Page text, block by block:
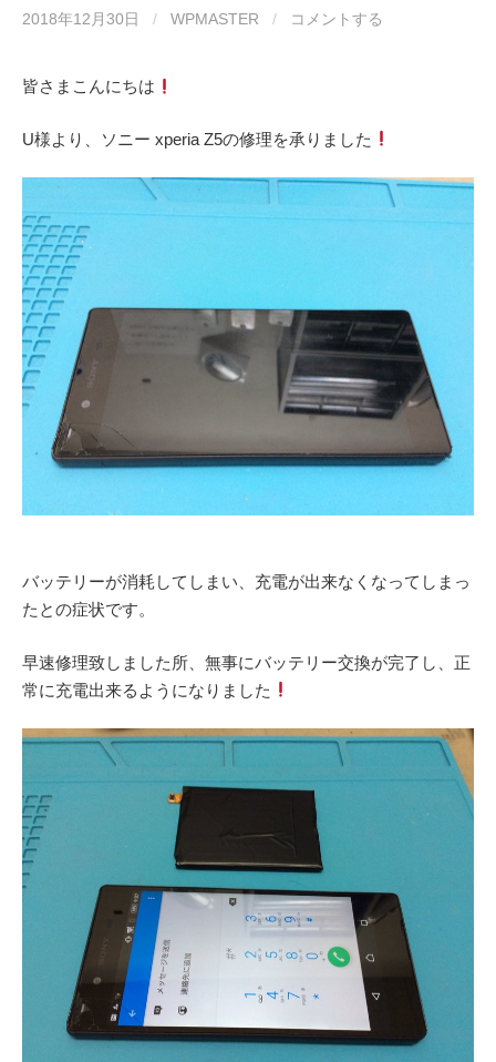
2018年12月30日 / WPMASTER / コメントする
皆さまこんにちは
U様より、ソニー xperia Z5の修理を承りました
バッテリーが消耗してしまい、充電が出来なくなってしまっ
たとの症状です。
早速修理致しました所、無事にバッテリー交換が完了し、正
常に充電出来るようになりました